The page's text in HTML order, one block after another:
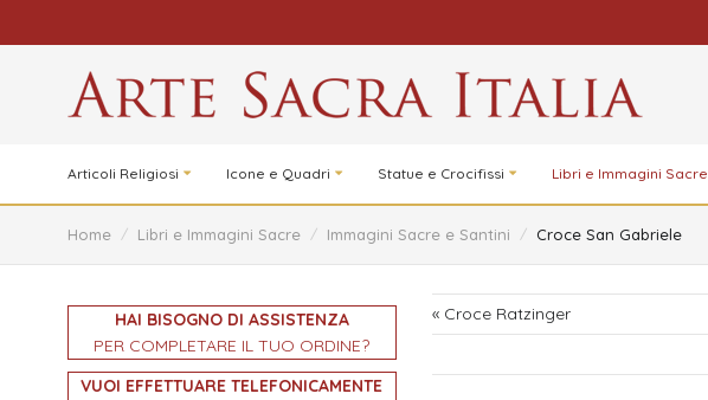
Articoli Religiosi Icone e Quadri Statue e Crocifissi Libri e Immagini Sacre
Home / Libri e Immagini Sacre / Immagini Sacre e Santini / Croce San Gabriele
« Croce Ratzinger
HAI BISOGNO DI ASSISTENZA
PER COMPLETARE IL TUO ORDINE?
VUOI EFFETTUARE TELEFONICAMENTE